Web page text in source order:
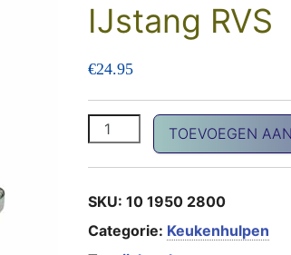
IJstang RVS
€24.95
IJstang RVS aantalTOEVOEGEN
SKU: 10 1950 2800
Categorie: Keukenhulpen